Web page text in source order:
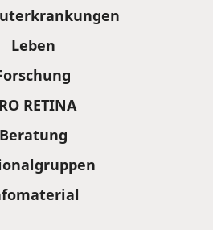
Leben
RETINA
Beratung